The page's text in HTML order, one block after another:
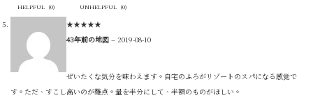
HELPFUL (0) UNHELPFUL (0)
★★★★★
43年前の地図 – 2019-08-10
ぜいたくな気分を味わえます。自宅のふろがリゾートのスパになる感覚で
す。ただ、すこし高いのが難点。量を半分にして、半額のものがほしい。